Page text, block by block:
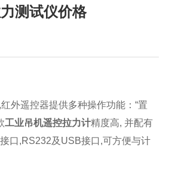
测试仪价格
红外遥控器提供多种操作功能：“置
工业吊机遥控拉力计精度高, 并配有
口,RS232及USB接口,可方便与计